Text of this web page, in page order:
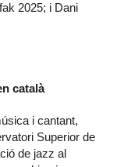
2025; i Dani
català
i cantant,
Superior de
de jazz al